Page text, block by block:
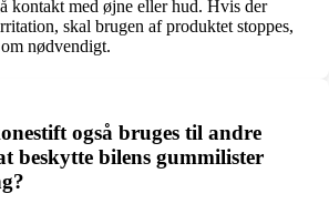
kontakt med øjne eller hud. Hvis der
skal brugen af produktet stoppes,
nødvendigt.
også bruges til andre
beskytte bilens gummilister